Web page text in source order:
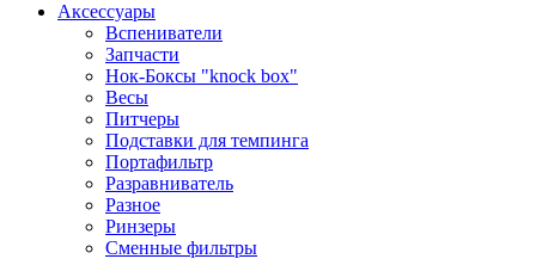
Аксессуары
Вспениватели
Запчасти
Нок-Боксы "knock box"
Весы
Питчеры
Подставки для темпинга
Портафильтр
Разравниватель
Разное
Ринзеры
Сменные фильтры